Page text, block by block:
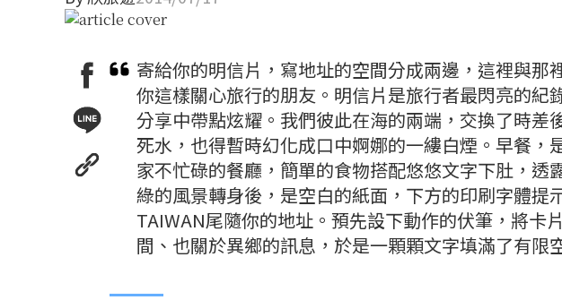
寄給你的明信片，寫地址的空間分成兩邊，這裡與那
你這樣關心旅行的朋友。明信片是旅行者最閃亮的紀
分享中帶點炫耀。我們彼此在海的兩端，交換了時差
死水，也得暫時幻化成口中婀娜的一縷白煙。早餐，
家不忙碌的餐廳，簡單的食物搭配悠悠文字下肚，透
綠的風景轉身後，是空白的紙面，下方的印刷字體提
TAIWAN尾隨你的地址。預先設下動作的伏筆，將卡
間、也關於異鄉的訊息，於是一顆顆文字填滿了有限